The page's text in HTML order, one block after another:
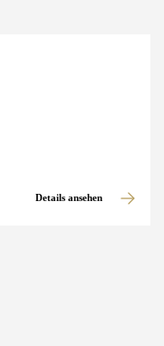
Details ansehen